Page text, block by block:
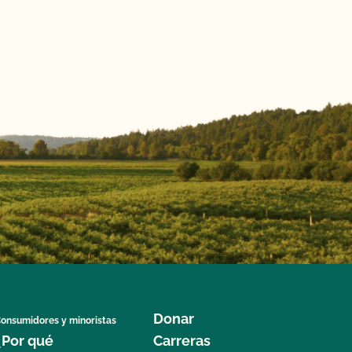
y minoristas
qué
Donar
Carreras